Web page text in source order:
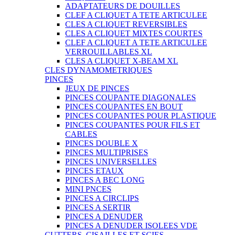
ADAPTATEURS DE DOUILLES
CLEF A CLIQUET A TETE ARTICULEE
CLES A CLIQUET REVERSIBLES
CLES A CLIQUET MIXTES COURTES
CLEF A CLIQUET A TETE ARTICULEE
VERROUILLABLES XL
CLES A CLIQUET X-BEAM XL
CLES DYNAMOMETRIQUES
PINCES
JEUX DE PINCES
PINCES COUPANTE DIAGONALES
PINCES COUPANTES EN BOUT
PINCES COUPANTES POUR PLASTIQUE
PINCES COUPANTES POUR FILS ET
CABLES
PINCES DOUBLE X
PINCES MULTIPRISES
PINCES UNIVERSELLES
PINCES ETAUX
PINCES A BEC LONG
MINI PNCES
PINCES A CIRCLIPS
PINCES A SERTIR
PINCES A DENUDER
PINCES A DENUDER ISOLEES VDE